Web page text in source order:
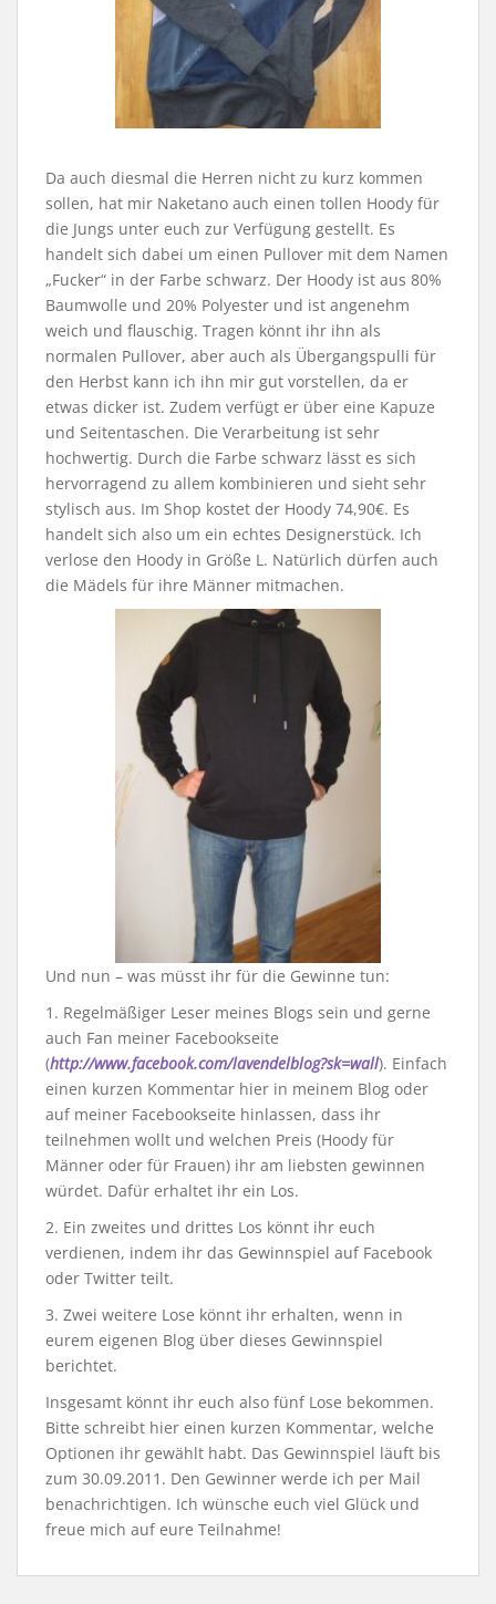
Da auch diesmal die Herren nicht zu kurz kommen
sollen, hat mir Naketano auch einen tollen Hoody für
die Jungs unter euch zur Verfügung gestellt. Es
handelt sich dabei um einen Pullover mit dem Namen
„Fucker“ in der Farbe schwarz. Der Hoody ist aus 80%
Baumwolle und 20% Polyester und ist angenehm
weich und flauschig. Tragen könnt ihr ihn als
normalen Pullover, aber auch als Übergangspulli für
den Herbst kann ich ihn mir gut vorstellen, da er
etwas dicker ist. Zudem verfügt er über eine Kapuze
und Seitentaschen. Die Verarbeitung ist sehr
hochwertig. Durch die Farbe schwarz lässt es sich
hervorragend zu allem kombinieren und sieht sehr
stylisch aus. Im Shop kostet der Hoody 74,90€. Es
handelt sich also um ein echtes Designerstück. Ich
verlose den Hoody in Größe L. Natürlich dürfen auch
die Mädels für ihre Männer mitmachen.
Und nun – was müsst ihr für die Gewinne tun:
1. Regelmäßiger Leser meines Blogs sein und gerne
auch Fan meiner Facebookseite
(http://www.facebook.com/lavendelblog?sk=wall). Einfach
einen kurzen Kommentar hier in meinem Blog oder
auf meiner Facebookseite hinlassen, dass ihr
teilnehmen wollt und welchen Preis (Hoody für
Männer oder für Frauen) ihr am liebsten gewinnen
würdet. Dafür erhaltet ihr ein Los.
2. Ein zweites und drittes Los könnt ihr euch
verdienen, indem ihr das Gewinnspiel auf Facebook
oder Twitter teilt.
3. Zwei weitere Lose könnt ihr erhalten, wenn in
eurem eigenen Blog über dieses Gewinnspiel
berichtet.
Insgesamt könnt ihr euch also fünf Lose bekommen.
Bitte schreibt hier einen kurzen Kommentar, welche
Optionen ihr gewählt habt. Das Gewinnspiel läuft bis
zum 30.09.2011. Den Gewinner werde ich per Mail
benachrichtigen. Ich wünsche euch viel Glück und
freue mich auf eure Teilnahme!